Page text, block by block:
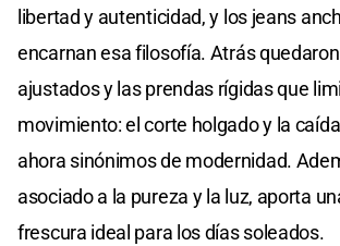
libertad y autenticidad, y los jeans
encarnan esa filosofía. Atrás
ajustados y las prendas rígidas que
movimiento: el corte holgado y la
ahora sinónimos de modernidad.
asociado a la pureza y la luz, aporta
frescura ideal para los días soleados.